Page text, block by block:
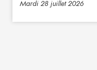
Mardi 28 juillet 2026